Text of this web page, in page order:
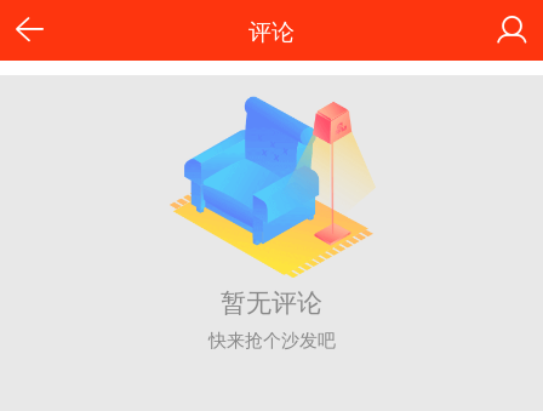
评论
暂无评论
快来抢个沙发吧